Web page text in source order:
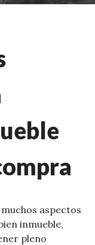
aspectos
inmueble,
pleno